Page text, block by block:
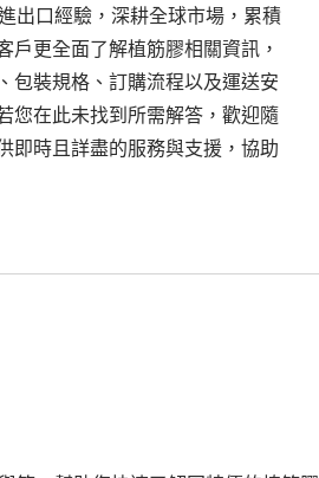
出口經驗，深耕全球市場，累積
戶更全面了解植筋膠相關資訊，
包裝規格、訂購流程以及運送安
您在此未找到所需解答，歡迎隨
即時且詳盡的服務與支援，協助